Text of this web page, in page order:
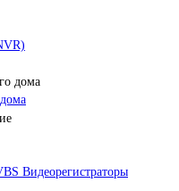
Видеорегистраторы